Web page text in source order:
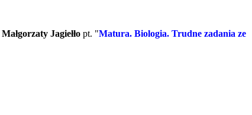
Małgorzaty Jagiełło pt. "Matura. Biologia. Trudne zadania ze